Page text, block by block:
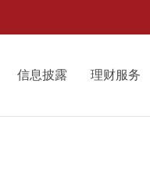
信息披露 理财服务